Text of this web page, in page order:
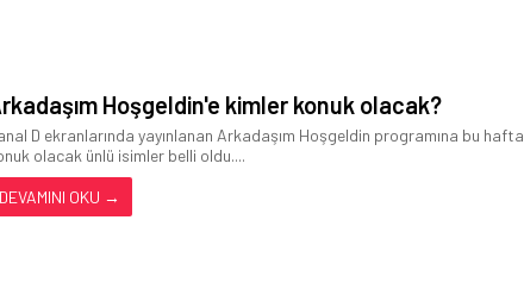
Hoşgeldin'e kimler konuk olacak?
D ekranlarında yayınlanan Arkadaşım Hoşgeldin programına bu hafta
olacak ünlü isimler belli oldu....
DEVAMINI OKU →